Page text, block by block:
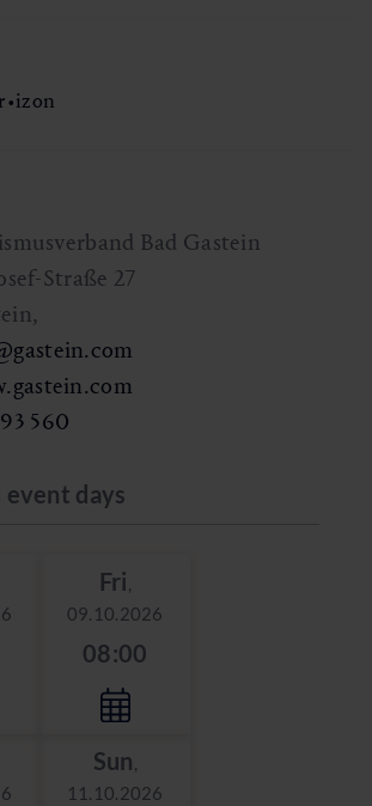
Bad Gastein
Straße 27
,
560
days
Fri
09.10.2026
08:00
Sun
11.10.2026